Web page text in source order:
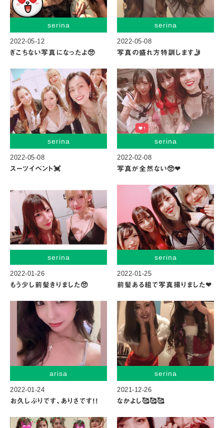
serina
2022-05-12
ぎこちない写真になったよ🥺
serina
2022-05-08
写真の盛れ方特訓します🤳
serina
2022-05-08
スーツイベント💓
serina
2022-02-08
写真が全然ない🥺❤︎
serina
2022-01-26
もう少し前髪きりました🥺
serina
2022-01-25
前髪ある組で写真撮りました❤︎
arisa
2022-01-24
お久しぶりです、ありさです!!
serina
2021-12-26
なかよし🥰🥰🥰